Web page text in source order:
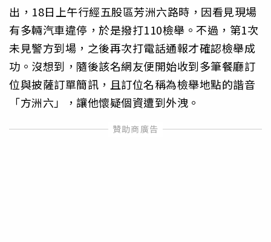
出，18日上午行經五股區芳洲六路時，因看見現場
有多輛汽車違停，於是撥打110檢舉。不過，第1次
未見警方到場，之後再次打電話通報才確認檢舉成
功。沒想到，隨後該名網友便開始收到多筆餐廳訂
位與披薩訂單簡訊，且訂位名稱為檢舉地點的諧音
「方洲六」，讓他懷疑個資遭到外洩。